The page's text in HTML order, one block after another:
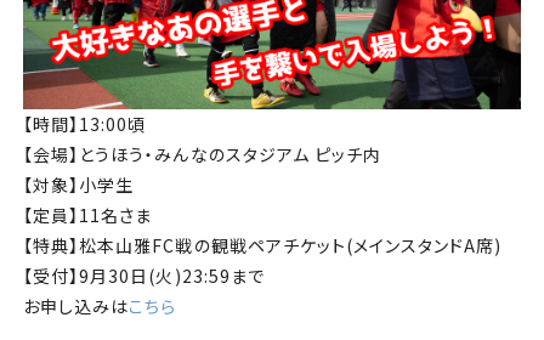
【時間】13:00頃
【会場】とうほう・みんなのスタジアム ピッチ内
【対象】小学生
【定員】11名さま
【特典】松本山雅FC戦の観戦ペアチケット(メインスタンドA席)
【受付】9月30日(火)23:59まで
お申し込みはこちら